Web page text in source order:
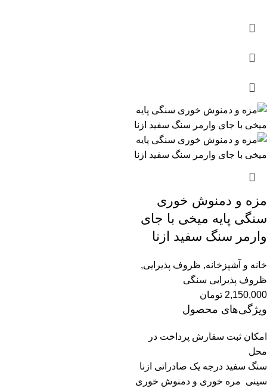
مزه و دمنوش خوری
سنگی پایه میخی با جای
وارمر سنگ سفید ازنا
خانه و آشپزخانه, ظروف پذیرایی,
ظروف پذیرایی سنگی
2,150,000 تومان
ویژگی‌های محصول
امکان ثبت سفارش پرداخت در
محل
سنگ سفید درجه یک صادراتی ازنا
سینی مره خوری و دمنوش خوری